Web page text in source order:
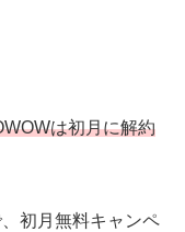
は初月に解約
初月無料キャンペ